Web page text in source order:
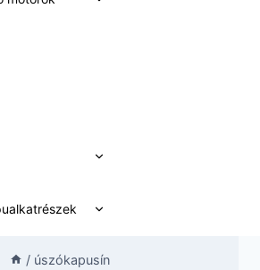
child
child
/ úszókapusín